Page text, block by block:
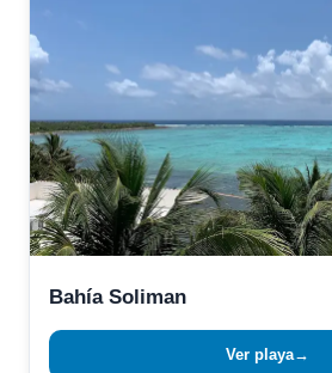
Bahía Soliman
Ver playa→